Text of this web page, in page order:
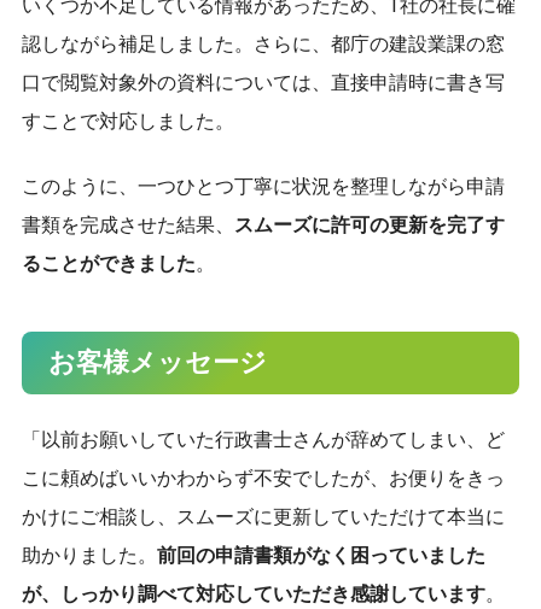
いくつか不足している情報があったため、T社の社長に確
認しながら補足しました。さらに、都庁の建設業課の窓
口で閲覧対象外の資料については、直接申請時に書き写
すことで対応しました。
このように、一つひとつ丁寧に状況を整理しながら申請
書類を完成させた結果、 スムーズに許可の更新を完了す
ることができました。
お客様メッセージ
「以前お願いしていた行政書士さんが辞めてしまい、ど
こに頼めばいいかわからず不安でしたが、お便りをきっ
かけにご相談し、スムーズに更新していただけて本当に
助かりました。 前回の申請書類がなく困っていました
が、しっかり調べて対応していただき感謝しています。